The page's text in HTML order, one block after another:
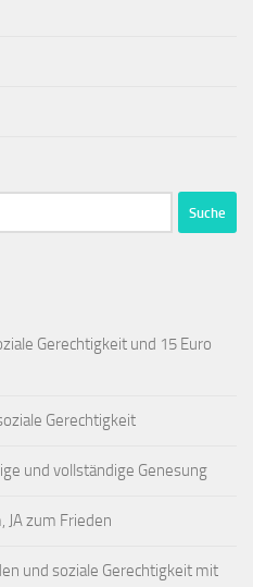
Gerechtigkeit und 15 Euro
Gerechtigkeit
und vollständige Genesung
JA zum Frieden
und soziale Gerechtigkeit mit